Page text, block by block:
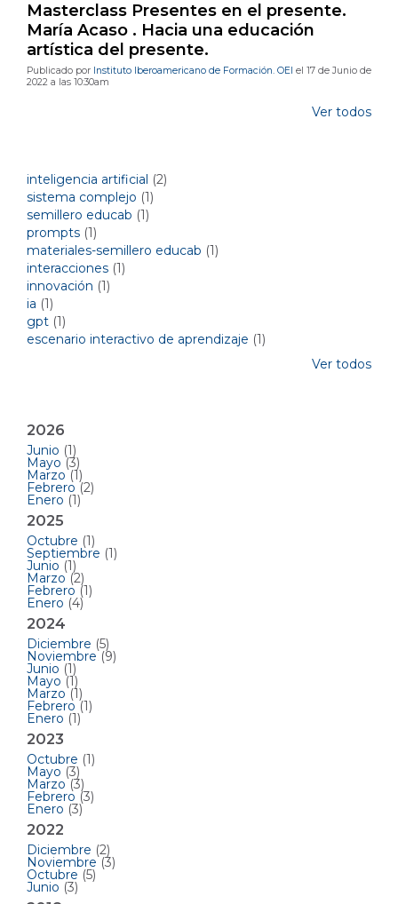
Masterclass Presentes en el presente.
María Acaso . Hacia una educación
artística del presente.
Publicado por Instituto Iberoamericano de Formación. OEI el 17 de Junio de
2022 a las 10:30am
Ver todos
inteligencia artificial (2)
sistema complejo (1)
semillero educab (1)
prompts (1)
materiales-semillero educab (1)
interacciones (1)
innovación (1)
ia (1)
gpt (1)
escenario interactivo de aprendizaje (1)
Ver todos
2026
Junio (1)
Mayo (3)
Marzo(1)
Febrero (2)
Enero (1)
2025
Octubre (1)
Septiembre (1)
Junio (1)
Marzo(2)
Febrero (1)
Enero (4)
2024
Diciembre (5)
Noviembre(9)
Junio (1)
Mayo (1)
Marzo(1)
Febrero (1)
Enero (1)
2023
Octubre (1)
Mayo (3)
Marzo(3)
Febrero (3)
Enero (3)
2022
Diciembre (2)
Noviembre(3)
Octubre (5)
Junio (3)